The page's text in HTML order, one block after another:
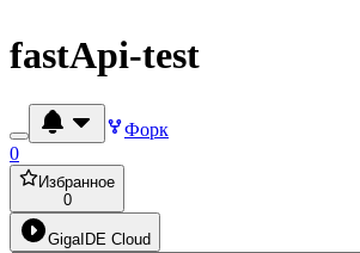
fastApi-test
Форк
0
Избранное
0
GigaIDE Cloud